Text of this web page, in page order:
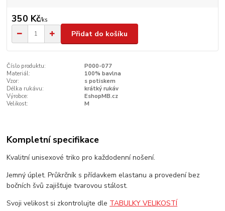
350 Kč/ks
Přidat do košíku
Číslo produktu:
P000-077
Materiál:
100% bavlna
Vzor:
s potiskem
Délka rukávu:
krátký rukáv
Výrobce:
EshopMB.cz
Velikost:
M
Kompletní specifikace
Kvalitní unisexové triko pro každodenní nošení.
Jemný úplet. Průkrčník s přídavkem elastanu a provedení bez
bočních švů zajišťuje tvarovou stálost.
Svoji velikost si zkontrolujte dle TABULKY VELIKOSTÍ